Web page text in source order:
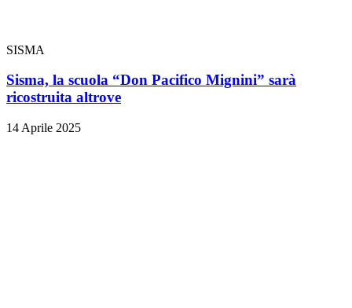
SISMA
Sisma, la scuola “Don Pacifico Mignini” sarà
ricostruita altrove
14 Aprile 2025